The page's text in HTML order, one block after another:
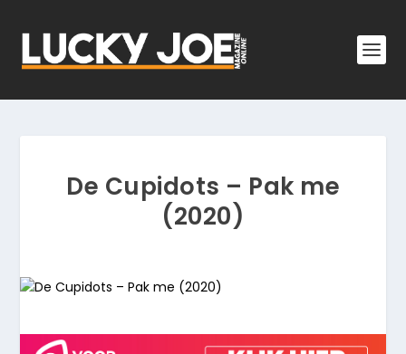
De Cupidots – Pak me
(2020)